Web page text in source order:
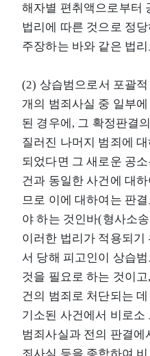
해자별 편취액으로부터
법리에 따른 것으로 정
주장하는 바와 같은 법
(2) 상습범으로서 포괄
개의 범죄사실 중 일부
된 경우에, 그 확정판결
질러진 나머지 범죄에
되었다면 그 새로운 공
건과 동일한 사건에 대
므로 이에 대하여는 판
야 하는 것인바(형사소
이러한 법리가 적용되기
서 당해 피고인이 상습
것을 필요로 하는 것이
건의 범죄로 처단되는
기소된 사건에서 비로소
범죄사실과 전의 판결에
죄사실 등을 종합하여